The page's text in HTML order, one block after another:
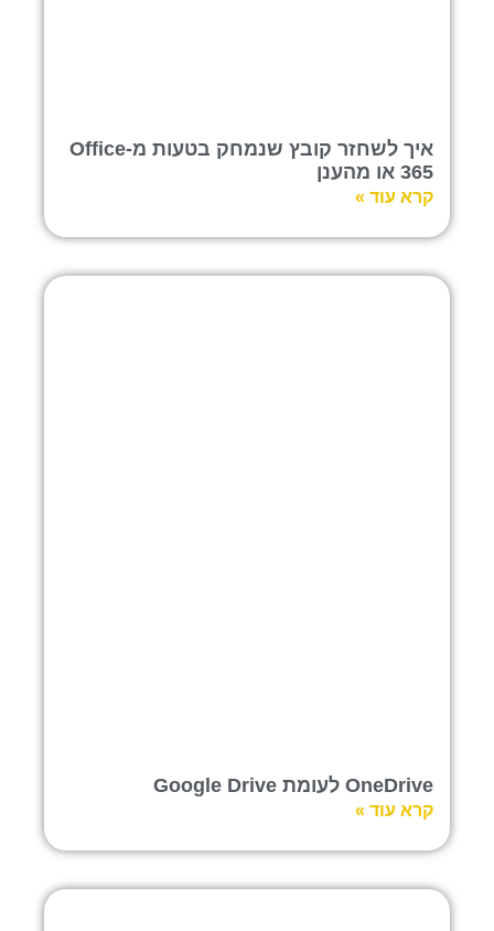
איך לשחזר קובץ שנמחק בטעות מ-Office
365 או מהענן
קרא עוד »
OneDrive לעומת Google Drive
קרא עוד »